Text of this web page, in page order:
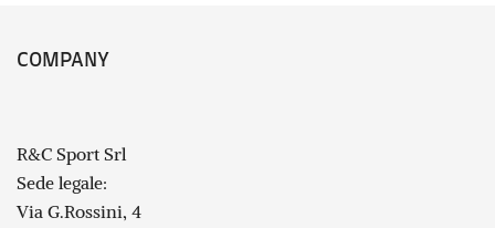
COMPANY
R&C Sport Srl
Sede legale:
Via G.Rossini, 4